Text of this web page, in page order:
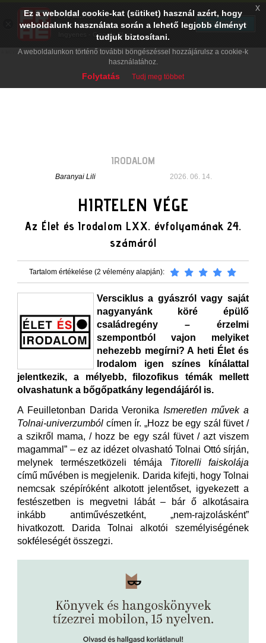
IRODALOM
Baranyai Lili 2026. 06. 14.
HIRTELEN VÉGE
Az Élet és Irodalom LXX. évfolyamának 24.
számáról
Tartalom értékelése (2 vélemény alapján):
Versciklus a gyászról vagy saját
nagyanyánk köré épülő
családregény – érzelmi
szempontból vajon melyiket
nehezebb megírni? A heti Élet és
Irodalom igen színes kínálattal
jelentkezik, a mélyebb, filozofikus témák mellett
olvashatunk a bőgőpatkány legendájáról is.
A Feuilletonban Darida VeronikaIsmeretlen művek a
Tolnai-univerzumból címen ír. „Hozz be egy szál füvet /
a szikről mama, / hozz be egy szál füvet / azt viszem
magammal” – ez az idézet olvasható Tolnai Ottó sírján,
melynek természetközeli témája Titorelli faiskolája
című művében is megjelenik. Darida kifejti, hogy Tolnai
nemcsak szépíróként alkotott jelentőset, igyekezett a
festészetben is megvetni lábát – bár ő alkotásaira
inkább antiművészetként, „nem-rajzolásként”
hivatkozott. Darida Tolnai alkotói személyiségének
sokféleségét összegzi.
Ez a weboldal cookie-kat (sütiket) használ azért, hogy
weboldalunk használata során a lehető legjobb élményt
tudjuk biztosítani.
A weboldalunkon történő további böngészéssel hozzájárulsz a cookie-k
használatához.
Folytatás Tudj meg többet
x
PRAE.HU
Digital Evolution
Ingyenes - Google Play
TELEPÍTÉS